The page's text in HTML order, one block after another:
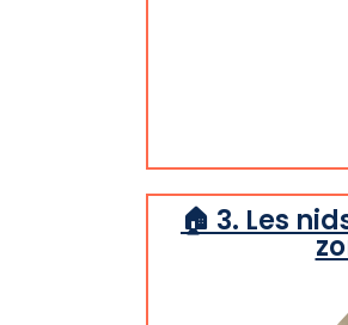
🏠 3. Les